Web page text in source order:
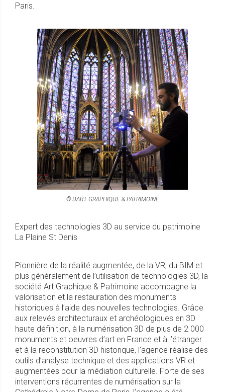
Paris.
© DART GRAPHIQUE & PATRIMOINE
Expert des technologies 3D au service du patrimoine
La Plaine St Denis
Pionnière de la réalité augmentée, de la VR, du BIM et
plus généralement de l’utilisation de technologies 3D, la
société Art Graphique & Patrimoine accompagne la
valorisation et la restauration des monuments
historiques à l’aide des nouvelles technologies. Grâce
aux relevés architecturaux et archéologiques en 3D
haute définition, à la numérisation 3D de plus de 2 000
monuments et oeuvres d’art en France et à l’étranger
et à la reconstitution 3D historique, l’agence réalise des
outils d’analyse technique et des applications VR et
augmentées pour la médiation culturelle. Forte de ses
interventions récurrentes de numérisation sur la